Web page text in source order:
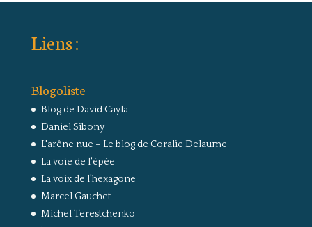
Liens :
Blogoliste
Blog de David Cayla
Daniel Sibony
L'arêne nue – Le blog de Coralie Delaume
La voie de l'épée
La voix de l'hexagone
Marcel Gauchet
Michel Terestchenko